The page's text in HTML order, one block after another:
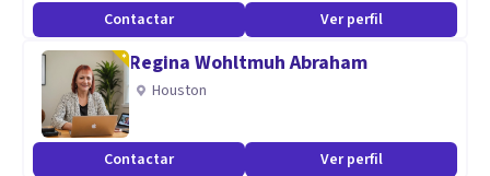
Fisioterapia
Fisioterapia Infantil
Logopedia
Logopedia Infantil
Contactar Ver perfil
Regina Wohltmuh Abraham
Houston
Contactar Ver perfil